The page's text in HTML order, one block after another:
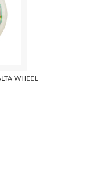
WHEEL